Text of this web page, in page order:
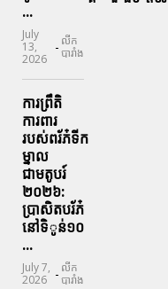
...
July
13,
2026
- លីក
បារាំង
ការព្រឹតិ
ការពារ
របស់ពរ័ភ៎ទីក
ម្នាល
ជាមតូបរ៍
២០២៦:
ប្រាសិតបរ័ភ៎
នៅទិូន់១០
...
July 7,
2026 - លីក
បារាំង